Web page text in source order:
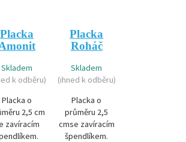
Placka
Skladem
k odběru)
Placka o
2,5 cm
zavíracím
Placka
Roháč
Skladem
(ihned k odběru)
Placka o
průměru 2,5
cmse zavíracím
špendlíkem.